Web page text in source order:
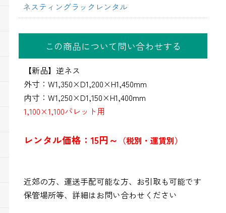
ネスティングラックレンタル
この商品について問い合わせする
【新品】逆ネス
外寸：W1,350×D1,200×H1,450mm
内寸：W1,250×D1,150×H1,400mm
1,100×1,100パレット用
レンタル価格：15円～ （税別・運賃別）
近郊の方、運送手配可能な方、お引取も可能です
保管場所等、詳細はお問い合わせください